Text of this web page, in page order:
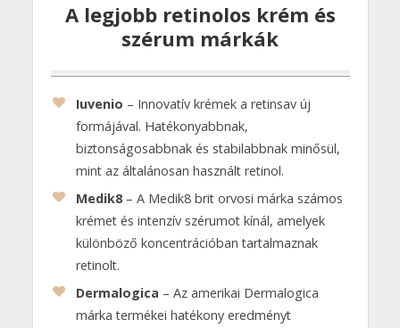
A legjobb retinolos krém és
szérum márkák
Iuvenio – Innovatív krémek a retinsav új
formájával. Hatékonyabbnak,
biztonságosabbnak és stabilabbnak minősül,
mint az általánosan használt retinol.
Medik8– A Medik8 brit orvosi márka számos
krémet és intenzív szérumot kínál, amelyek
különböző koncentrációban tartalmaznak
retinolt.
Dermalogica – Az amerikai Dermalogica
márka termékei hatékony eredményt